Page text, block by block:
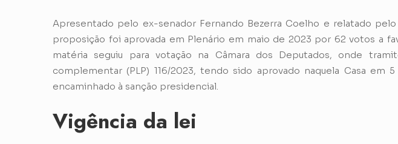
Apresentado pelo ex-senador Fernando Bezerra Coelho e relatado pelo
proposição foi aprovada em Plenário em maio de 2023 por 62 votos a
matéria seguiu para votação na Câmara dos Deputados, onde
complementar (PLP) 116/2023, tendo sido aprovado naquela Casa em
encaminhado à sanção presidencial.
Vigência da lei